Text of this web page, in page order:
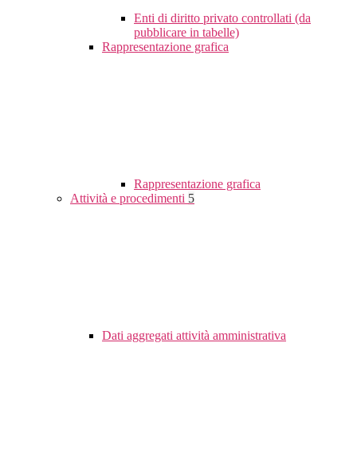
Enti di diritto privato controllati (da
pubblicare in tabelle)
Rappresentazione grafica
Rappresentazione grafica
Attività e procedimenti 5
Dati aggregati attività amministrativa